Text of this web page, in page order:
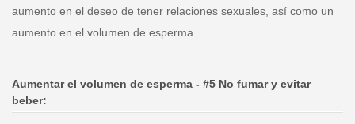
aumento en el deseo de tener relaciones sexuales, así como un
aumento en el volumen de esperma.
Aumentar el volumen de esperma - #5 No fumar y evitar
beber: